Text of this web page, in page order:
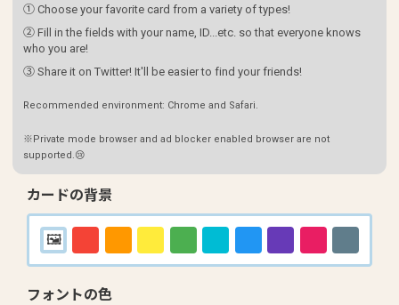
① Choose your favorite card from a variety of types!
② Fill in the fields with your name, ID...etc. so that everyone knows
who you are!
③ Share it on Twitter! It'll be easier to find your friends!
Recommended environment: Chrome and Safari.
※Private mode browser and ad blocker enabled browser are not
supported.😢
カードの背景
フォントの色